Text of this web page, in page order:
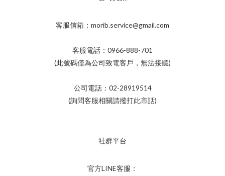
客服信箱：morib.service@gmail.com
客服電話：0966-888-701
(此號碼僅為公司致電客戶，無法接聽)
公司電話：02-28919514
(詢問客服相關請撥打此市話)
社群平台
官方LINE客服：